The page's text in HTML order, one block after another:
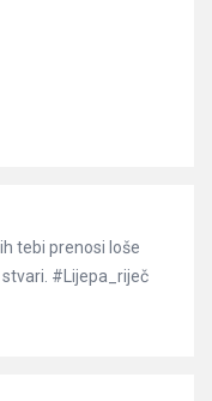
tebi prenosi loše
#Lijepa_riječ